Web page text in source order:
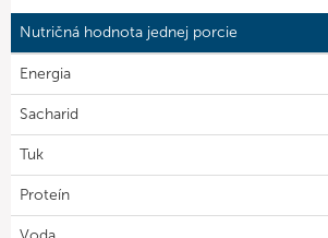
Nutričná hodnota jednej porcie
Energia
Sacharid
Tuk
Proteín